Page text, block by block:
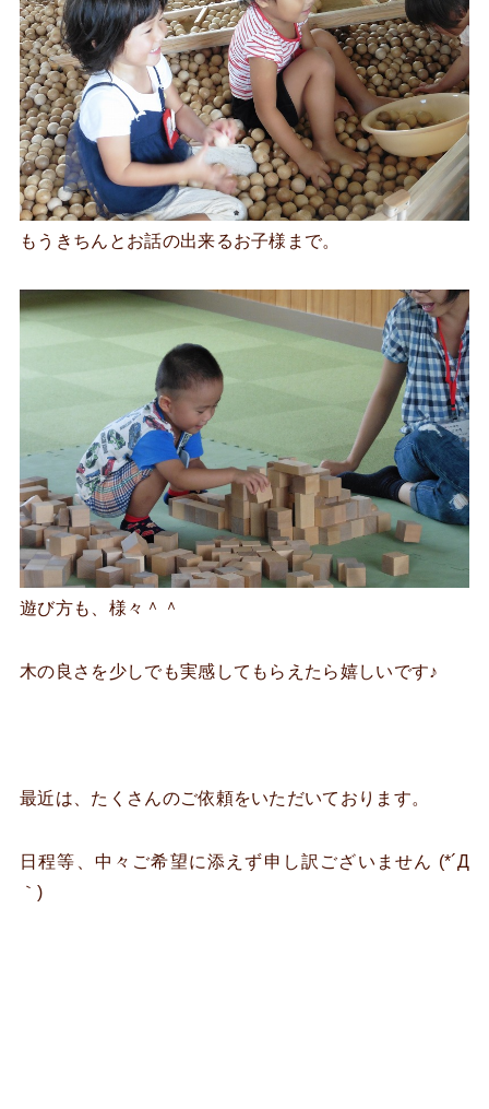
もうきちんとお話の出来るお子様まで。
遊び方も、様々＾＾
木の良さを少しでも実感してもらえたら嬉しいです♪
最近は、たくさんのご依頼をいただいております。
日程等、中々ご希望に添えず申し訳ございません (*´Д
｀)